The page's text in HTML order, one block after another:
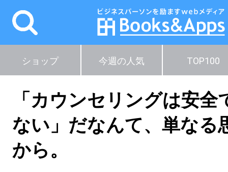
ショップ 今週の人気 TOP100
「カウンセリングは安全
ない」だなんて、単なる
から。